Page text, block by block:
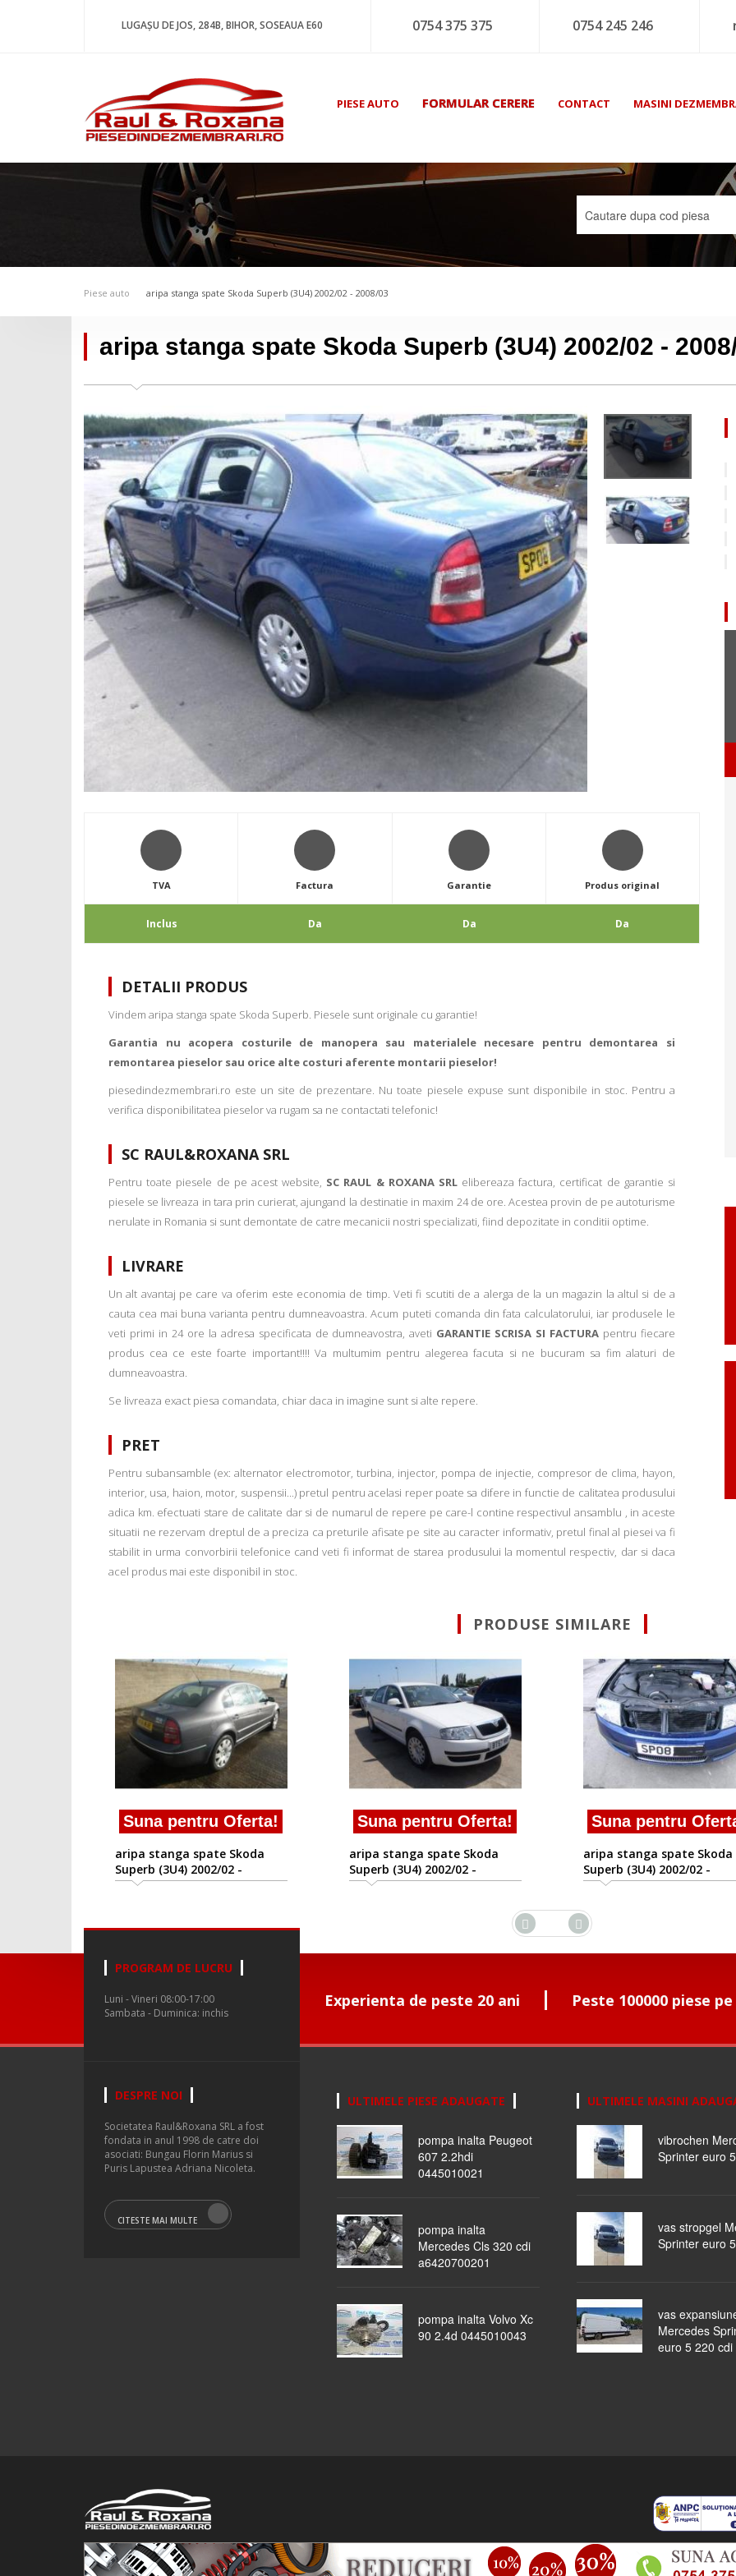
LUGAȘU DE JOS, 284B, BIHOR, SOSEAUA E60 0754 375 375 0754 245 246
PIESE AUTO FORMULAR CERERE CONTACT MASINI
Piese auto aripa stanga spate Skoda Superb (3U4) 2002/02 - 2008/03
aripa stanga spate Skoda Superb (3U4) 2002/02 -
TVA
Inclus
Factura
Da
Garantie
Da
Produs original
Da
DETALII PRODUS
Vindem aripa stanga spate Skoda Superb. Piesele sunt originale cu garantie!
Garantia nu acopera costurile de manopera sau materialele necesare pentru demontarea si
remontarea pieselor sau orice alte costuri aferente montarii pieselor!
piesedindezmembrari.ro este un site de prezentare. Nu toate piesele expuse sunt disponibile in stoc. Pentru a
verifica disponibilitatea pieselor va rugam sa ne contactati telefonic!
SC RAUL&ROXANA SRL
Pentru toate piesele de pe acest website, SC RAUL & ROXANA SRLelibereaza factura, certificat de garantie si
piesele se livreaza in tara prin curierat, ajungand la destinatie in maxim 24 de ore. Acestea provin de pe autoturisme
nerulate in Romania si sunt demontate de catre mecanicii nostri specializati, fiind depozitate in conditii optime.
LIVRARE
Un alt avantaj pe care va oferim este economia de timp. Veti fi scutiti de a alerga de la un magazin la altul si de a
cauta cea mai buna varianta pentru dumneavoastra. Acum puteti comanda din fata calculatorului, iar produsele le
veti primi in 24 ore la adresa specificata de dumneavostra, aveti GARANTIE SCRISA SI FACTURA pentru fiecare
produs cea ce este foarte important!!!! Va multumim pentru alegerea facuta si ne bucuram sa fim alaturi de
dumneavoastra.
Se livreaza exact piesa comandata, chiar daca in imagine sunt si alte repere.
PRET
Pentru subansamble (ex: alternator electromotor, turbina, injector, pompa de injectie, compresor de clima, hayon,
interior, usa, haion, motor, suspensii...) pretul pentru acelasi reper poate sa difere in functie de calitatea produsului
adica km. efectuati stare de calitate dar si de numarul de repere pe care-l contine respectivul ansamblu , in aceste
situatii ne rezervam dreptul de a preciza ca preturile afisate pe site au caracter informativ, pretul final al piesei va fi
stabilit in urma convorbirii telefonice cand veti fi informat de starea produsului la momentul respectiv, dar si daca
acel produs mai este disponibil in stoc.
PRODUSE SIMILARE
Suna pentru Oferta!
aripa stanga spate Skoda
Superb (3U4) 2002/02 -
2008/03
Suna pentru Oferta!
aripa stanga spate Skoda
Superb (3U4) 2002/02 -
2008/03
Suna pentru
aripa stanga spate Skoda
Superb (3U4) 2002/02 -
2008/03
Experienta de peste 20 ani Peste 100000 piese
PROGRAM DE LUCRU
Luni - Vineri 08:00-17:00
Sambata - Duminica: inchis
DESPRE NOI
Societatea Raul&Roxana SRL a fost
fondata in anul 1998 de catre doi
asociati: Bungau Florin Marius si
Puris Lapustea Adriana Nicoleta.
CITESTE MAI MULTE
ULTIMELE PIESE ADAUGATE
pompa inalta Peugeot
607 2.2hdi
0445010021
pompa inalta
Mercedes Cls 320 cdi
a6420700201
pompa inalta Volvo Xc
90 2.4d 0445010043
ULTIMELE MASINI
vibrochen
Sprinter euro
vas stropgel
Sprinter euro
vas
Mercedes
euro 5 220 cdi
© 2016 Raul&Roxana SRL. Toate drepturile rezervate. piese auto masini dezmembrate ocazii lichidari